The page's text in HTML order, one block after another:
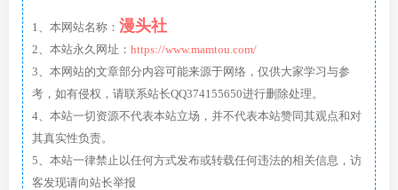
1、本网站名称： 漫头社
2、本站永久网址： https://www.mamtou.com/
3、本网站的文章部分内容可能来源于网络，仅供大家学习与参
考，如有侵权，请联系站长QQ374155650进行删除处理。
4、本站一切资源不代表本站立场，并不代表本站赞同其观点和对
其真实性负责。
5、本站一律禁止以任何方式发布或转载任何违法的相关信息，访
客发现请向站长举报